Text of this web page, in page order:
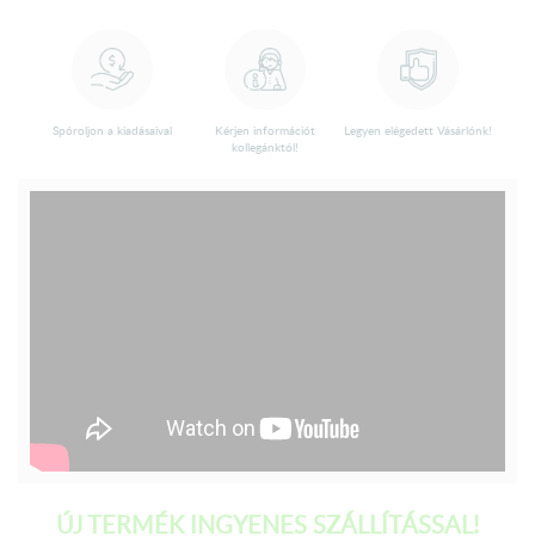
Spóroljon a kiadásaival
Kérjen információt
kollegánktól!
Legyen elégedett Vásárlónk!
ÚJ TERMÉK INGYENES SZÁLLÍTÁSSAL!